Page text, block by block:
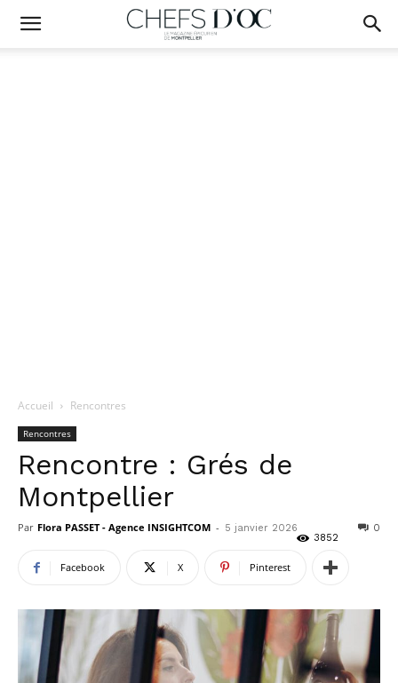
Accueil Rencontres
Rencontres
Rencontre : Grés de
Montpellier
Par Flora PASSET - Agence INSIGHTCOM - 5 janvier 2026
0
3852
Facebook X Pinterest